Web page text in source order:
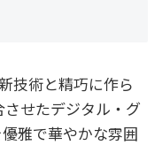
技術と精巧に作ら
せたデジタル・グ
雅で華やかな雰囲